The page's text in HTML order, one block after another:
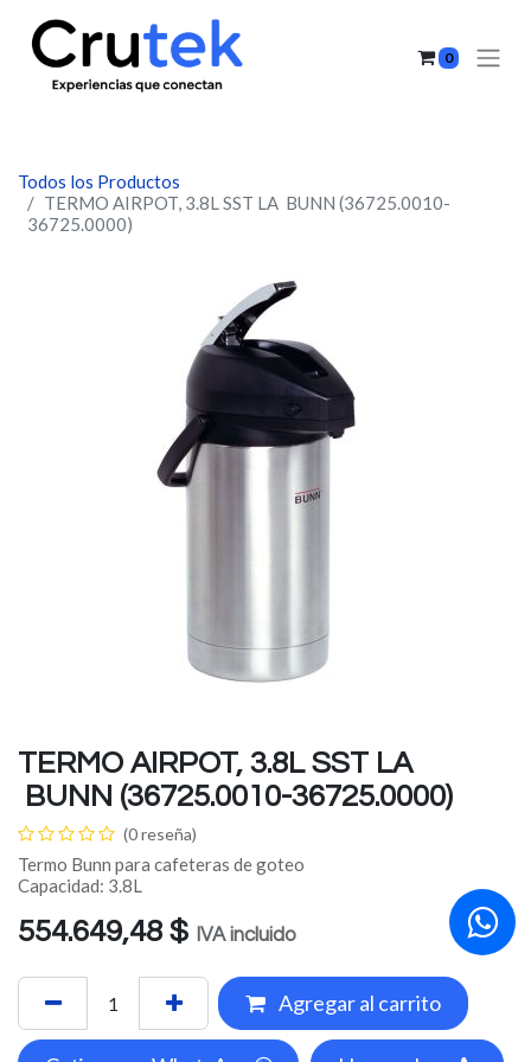
0
Todos los Productos
TERMO AIRPOT, 3.8L SST LA BUNN (36725.0010-
36725.0000)
TERMO AIRPOT, 3.8L SST LA
BUNN (36725.0010-36725.0000)
(0 reseña)
Termo Bunn para cafeteras de goteo
Capacidad: 3.8L
554.649,48 $ IVA incluido
Agregar al carrito